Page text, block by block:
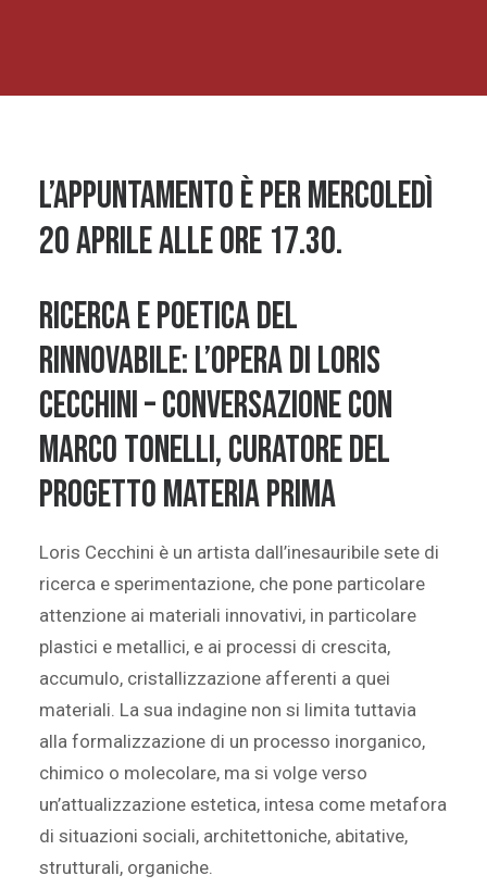
L’appuntamento è per mercoledì
20 aprile alle ore 17.30.
RICERCA E POETICA DEL
RINNOVABILE: L’OPERA DI LORIS
CECCHINI – Conversazione con
Marco Tonelli, curatore del
progetto Materia Prima
Loris Cecchini è un artista dall’inesauribile sete di
ricerca e sperimentazione, che pone particolare
attenzione ai materiali innovativi, in particolare
plastici e metallici, e ai processi di crescita,
accumulo, cristallizzazione afferenti a quei
materiali. La sua indagine non si limita tuttavia
alla formalizzazione di un processo inorganico,
chimico o molecolare, ma si volge verso
un’attualizzazione estetica, intesa come metafora
di situazioni sociali, architettoniche, abitative,
strutturali, organiche.